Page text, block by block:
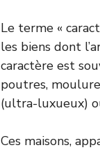
Le terme «
les biens dont
caractère est
poutres,
(ultra-luxueux)
Ces maisons,